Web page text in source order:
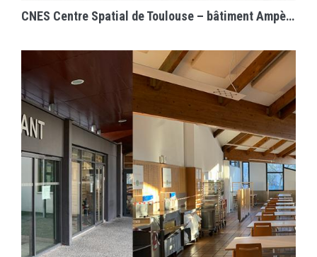
CNES Centre Spatial de Toulouse – bâtiment Ampère